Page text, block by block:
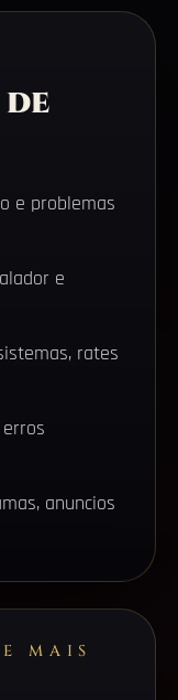
e problemas
e
rates
anuncios
MAIS